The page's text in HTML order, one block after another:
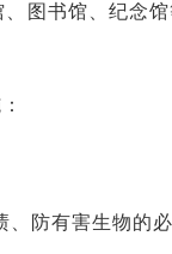
图书馆、纪念
防有害生物的必